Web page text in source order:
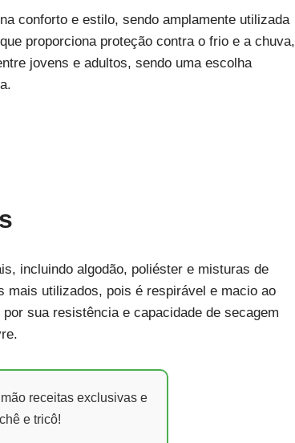
conforto e estilo, sendo amplamente utilizada
proporciona proteção contra o frio e a chuva,
jovens e adultos, sendo uma escolha
incluindo algodão, poliéster e misturas de
mais utilizados, pois é respirável e macio ao
sua resistência e capacidade de secagem
receitas exclusivas e
e tricô!